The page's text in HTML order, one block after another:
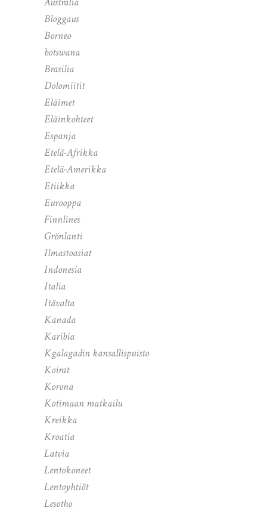
Bloggaus
Borneo
botswana
Brasilia
Dolomiitit
Eläimet
Eläinkohteet
Espanja
Etelä-Afrikka
Etelä-Amerikka
Etiikka
Eurooppa
Finnlines
Grönlanti
Ilmastoasiat
Indonesia
Italia
Itävalta
Kanada
Karibia
Kgalagadin kansallispuisto
Koirat
Korona
Kotimaan matkailu
Kreikka
Kroatia
Latvia
Lentokoneet
Lentoyhtiöt
Lesotho